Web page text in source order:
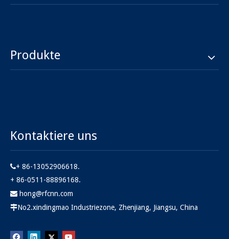
Produkte
Kontaktiere uns
+ 86-13052906618.
+ 86-0511-88896168.
 hong@rfcnn.com
No2.xindingmao Industriezone, Zhenjiang, Jiangsu, China